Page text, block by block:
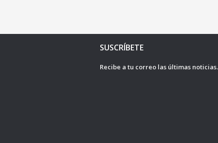
SUSCRÍBETE
Recibe a tu correo las últimas noticias.